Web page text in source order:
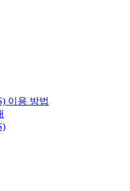
이용 방법